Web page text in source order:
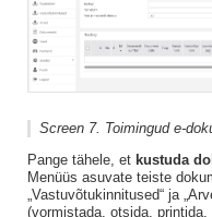
Screen 7. Toimingud e-
Pange tähele, et kustuda
Menüüs asuvate teiste
„Vastuvõtukinnitused“ ja
(vormistada, otsida, printida,